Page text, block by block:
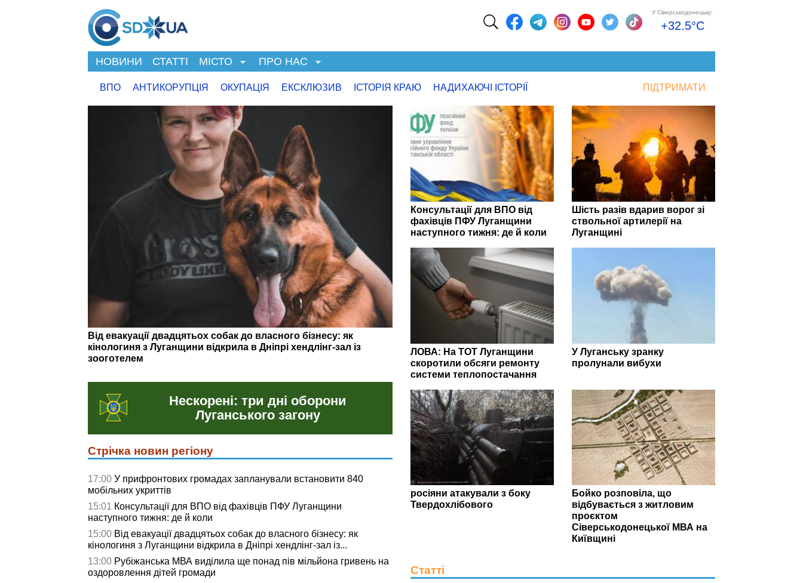
У Сіверськодонецьку:
+32.5°C
НОВИНИ СТАТТІ МІСТО ПРО НАС
ВПО АНТИКОРУПЦІЯ ОКУПАЦІЯ ЕКСКЛЮЗИВ ІСТОРІЯ КРАЮ НАДИХАЮЧІ ІСТОРІЇ ПІДТРИМАТИ
«Півторалітрова пляшка "Прозорої" може коштувати комусь
життя». Андрій Єременко — про бої за Луганщину,
відповідальність...
Консультації для ВПО від
фахівців ПФУ Луганщини
наступного тижня: де й коли
Шість разів вдарив ворог зі
ствольної артилерії на
Луганщині
ЛОВА: На ТОТ Луганщини
скоротили обсяги ремонту
системи теплопостачання
У Луганську зранку
пролунали вибухи
росіяни атакували з боку
Твердохлібового
Бойко розповіла, що
відбувається з житловим
проєктом
Сіверськодонецької МВА на
Київщині
Нескорені: три дні оборони
Луганського загону
Стрічка новин регіону
17:00 У прифронтових громадах запланували встановити 840
мобільних укриттів
15:01 Консультації для ВПО від фахівців ПФУ Луганщини
наступного тижня: де й коли
15:00 Від евакуації двадцятьох собак до власного бізнесу: як
кінологиня з Луганщини відкрила в Дніпрі хендлінг-зал із...
13:00 Рубіжанська МВА виділила ще понад пів мільйона гривень на
оздоровлення дітей громади
Статті